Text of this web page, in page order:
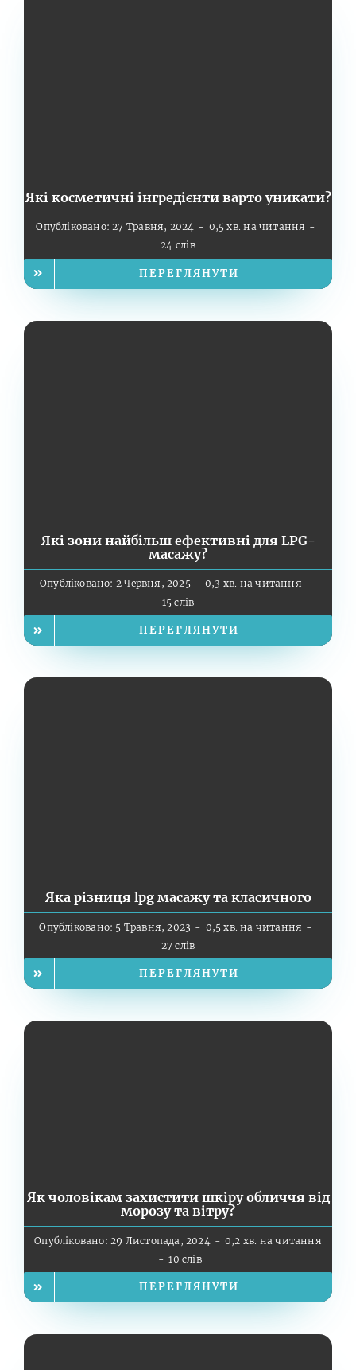
Які косметичні інгредієнти варто уникати?
Опубліковано: 27 Травня, 2024 - 0,5 хв. на читання -
24 слів
ПЕРЕГЛЯНУТИ
Які зони найбільш ефективні для LPG-
масажу?
Опубліковано: 2 Червня, 2025 - 0,3 хв. на читання -
15 слів
ПЕРЕГЛЯНУТИ
Яка різниця lpg масажу та класичного
Опубліковано: 5 Травня, 2023 - 0,5 хв. на читання -
27 слів
ПЕРЕГЛЯНУТИ
Як чоловікам захистити шкіру обличчя від
морозу та вітру?
Опубліковано: 29 Листопада, 2024 - 0,2 хв. на читання
- 10 слів
ПЕРЕГЛЯНУТИ